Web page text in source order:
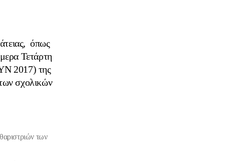
όπως
Τετάρτη
2017) της
σχολικών
των